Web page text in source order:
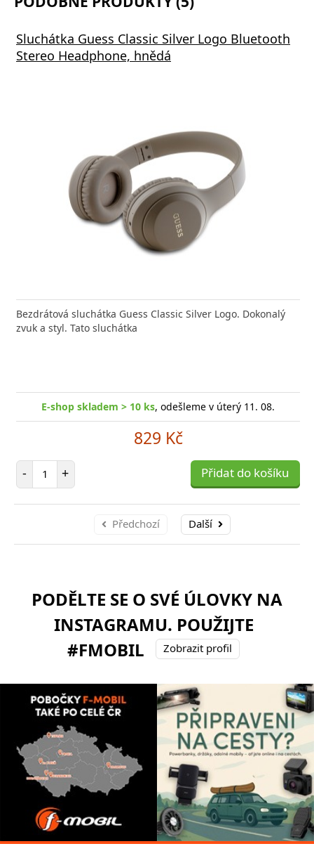
Sluchátka Guess Classic Silver Logo Bluetooth
Stereo Headphone, hnědá
Bezdrátová sluchátka Guess Classic Silver Logo. Dokonalý
zvuk a styl. Tato sluchátka
E-shop skladem > 10 ks, odešleme v úterý 11. 08.
829 Kč
- Počet položek
+ Přidat do košíku
Předchozí Další
PODĚLTE SE O SVÉ ÚLOVKY NA
INSTAGRAMU. POUŽIJTE
#FMOBIL
Zobrazit profil